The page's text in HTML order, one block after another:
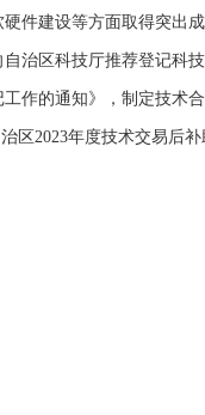
件建设等方面取得突出成
自治区科技厅推荐登记科
作的通知》，制定技术
区2023年度技术交易后补